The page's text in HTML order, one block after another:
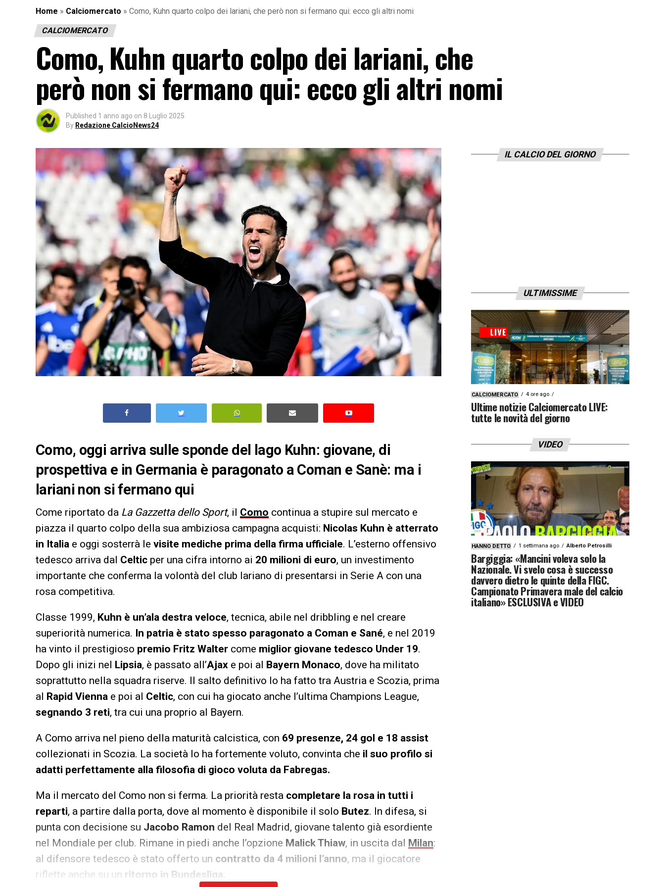
Home » Calciomercato » Como, Kuhn quarto colpo dei lariani, che però non si fermano qui: ecco gli altri nomi
CALCIOMERCATO
Como, Kuhn quarto colpo dei lariani, che
però non si fermano qui: ecco gli altri nomi
Published 1 anno ago on 8 Luglio 2025
By Redazione CalcioNews24
Como, oggi arriva sulle sponde del lago Kuhn: giovane, di
prospettiva e in Germania è paragonato a Coman e Sanè: ma i
lariani non si fermano qui
Come riportato da La Gazzetta dello Sport, il Como continua a stupire sul mercato e
piazza il quarto colpo della sua ambiziosa campagna acquisti: Nicolas Kuhn è atterrato
in Italia e oggi sosterrà le visite mediche prima della firma ufficiale. L’esterno offensivo
tedesco arriva dal Celtic per una cifra intorno ai 20 milioni di euro, un investimento
importante che conferma la volontà del club lariano di presentarsi in Serie A con una
rosa competitiva.
Classe 1999, Kuhn è un’ala destra veloce, tecnica, abile nel dribbling e nel creare
superiorità numerica. In patria è stato spesso paragonato a Coman e Sané, e nel 2019
ha vinto il prestigioso premio Fritz Walter come miglior giovane tedesco Under 19.
Dopo gli inizi nel Lipsia, è passato all’Ajax e poi al Bayern Monaco, dove ha militato
soprattutto nella squadra riserve. Il salto definitivo lo ha fatto tra Austria e Scozia, prima
al Rapid Vienna e poi al Celtic, con cui ha giocato anche l’ultima Champions League,
segnando 3 reti, tra cui una proprio al Bayern.
A Como arriva nel pieno della maturità calcistica, con 69 presenze, 24 gol e 18 assist
collezionati in Scozia. La società lo ha fortemente voluto, convinta che il suo profilo si
adatti perfettamente alla filosofia di gioco voluta da Fabregas.
Ma il mercato del Como non si ferma. La priorità resta completare la rosa in tutti i
reparti, a partire dalla porta, dove al momento è disponibile il solo Butez. In difesa, si
punta con decisione su Jacobo Ramon del Real Madrid, giovane talento già esordiente
nel Mondiale per club. Rimane in piedi anche l’opzione Malick Thiaw, in uscita dal Milan:
al difensore tedesco è stato offerto un contratto da 4 milioni l’anno, ma il giocatore
riflette anche su un ritorno in Bundesliga.
IL CALCIO DEL GIORNO
ULTIMISSIME
CALCIOMERCATO 4 ore ago
Ultime notizie Calciomercato LIVE:
tutte le novità del giorno
VIDEO
HANNO DETTO 1 settimana ago Alberto Petrosilli
Bargiggia: «Mancini voleva solo la
Nazionale. Vi svelo cosa è successo
davvero dietro le quinte della FIGC.
Campionato Primavera male del calcio
italiano» ESCLUSIVA e VIDEO